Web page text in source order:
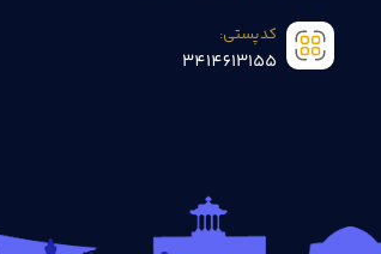
کدپستی:
3414613155